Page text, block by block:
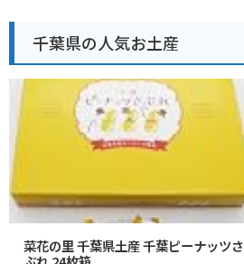
千葉県の人気お土産
菜花の里 千葉県土産 千葉ピーナッツさ